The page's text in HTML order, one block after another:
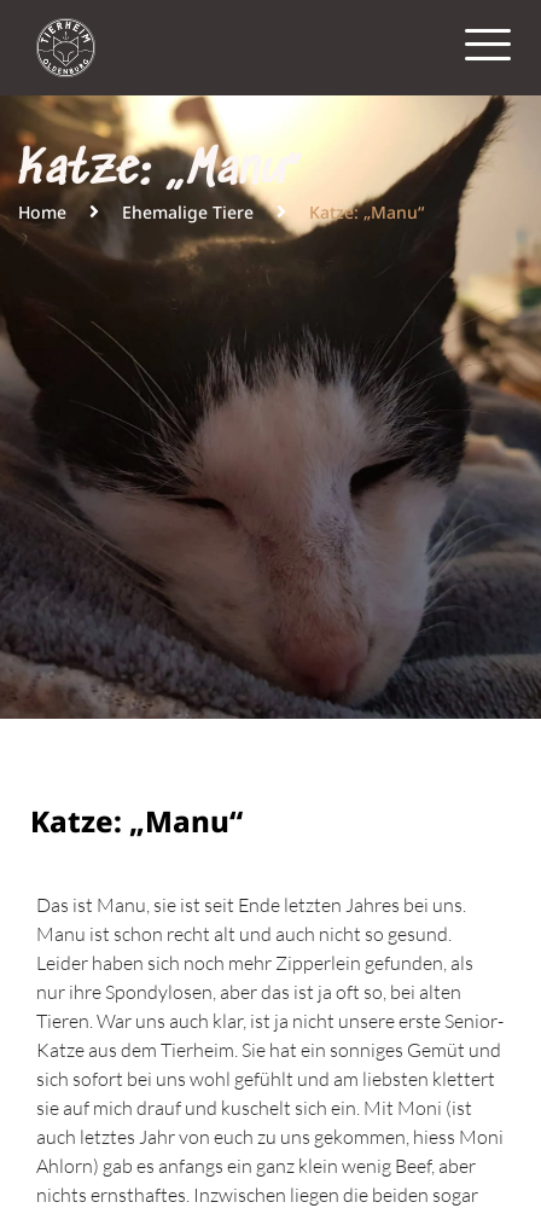
Katze: „Manu“
Home Ehemalige Tiere Katze: „Manu“
Katze: „Manu“
Das ist Manu, sie ist seit Ende letzten Jahres bei uns.
Manu ist schon recht alt und auch nicht so gesund.
Leider haben sich noch mehr Zipperlein gefunden, als
nur ihre Spondylosen, aber das ist ja oft so, bei alten
Tieren. War uns auch klar, ist ja nicht unsere erste Senior-
Katze aus dem Tierheim. Sie hat ein sonniges Gemüt und
sich sofort bei uns wohl gefühlt und am liebsten klettert
sie auf mich drauf und kuschelt sich ein. Mit Moni (ist
auch letztes Jahr von euch zu uns gekommen, hiess Moni
Ahlorn) gab es anfangs ein ganz klein wenig Beef, aber
nichts ernsthaftes. Inzwischen liegen die beiden sogar